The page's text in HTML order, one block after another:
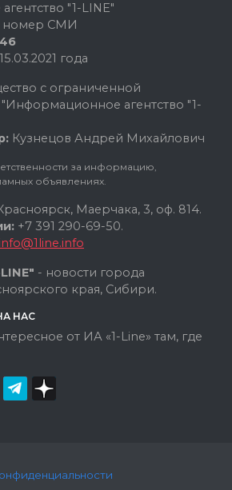
"1-LINE"
номер СМИ
года
с ограниченной
"Информационное агентство "1-
Кузнецов Андрей Михайлович
за информацию,
объявлениях.
Маерчака, 3, оф. 814.
+7 391 290-69-50.
info@1line.info
- новости города
края, Сибири.
НАС
от ИА «1-Line» там, где